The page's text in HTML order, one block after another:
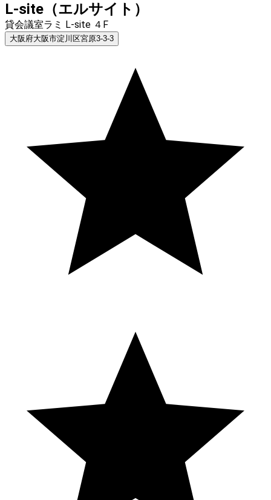
L-site（エルサイト）
貸会議室ラミ L-site ４F
大阪府大阪市淀川区宮原3-3-3